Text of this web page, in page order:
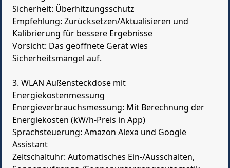
Sicherheit: Überhitzungsschutz
Empfehlung: Zurücksetzen/Aktualisieren und
Kalibrierung für bessere Ergebnisse
Vorsicht: Das geöffnete Gerät wies
Sicherheitsmängel auf.
3. WLAN Außensteckdose mit
Energiekostenmessung
Energieverbrauchsmessung: Mit Berechnung der
Energiekosten (kW/h-Preis in App)
Sprachsteuerung: Amazon Alexa und Google
Assistant
Zeitschaltuhr: Automatisches Ein-/Ausschalten,